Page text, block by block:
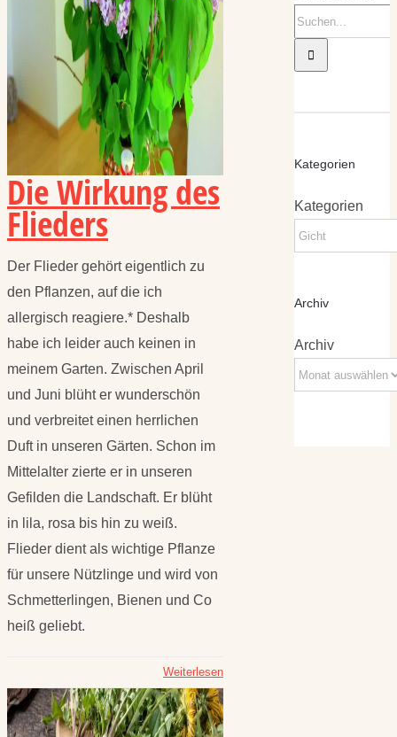
Die Wirkung des
Flieders
Der Flieder gehört eigentlich zu
den Pflanzen, auf die ich
allergisch reagiere.* Deshalb
habe ich leider auch keinen in
meinem Garten. Zwischen April
und Juni blüht er wunderschön
und verbreitet einen herrlichen
Duft in unseren Gärten. Schon im
Mittelalter zierte er in unseren
Gefilden die Landschaft. Er blüht
in lila, rosa bis hin zu weiß.
Flieder dient als wichtige Pflanze
für unsere Nützlinge und wird von
Schmetterlingen, Bienen und Co
heiß geliebt.
Weiterlesen
Kategorien
Kategorien
Archiv
Archiv